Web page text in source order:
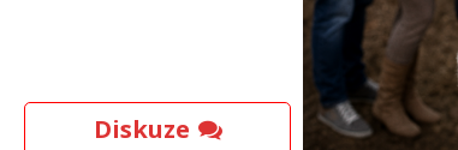
Diskuze